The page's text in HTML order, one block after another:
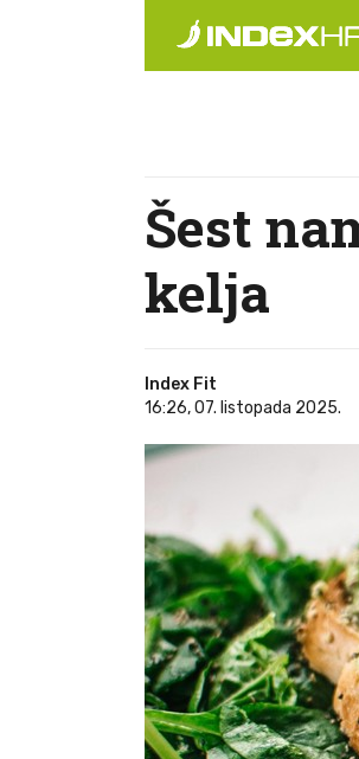
Šest
kelja
Index Fit
16:26, 07. listopada 2025.